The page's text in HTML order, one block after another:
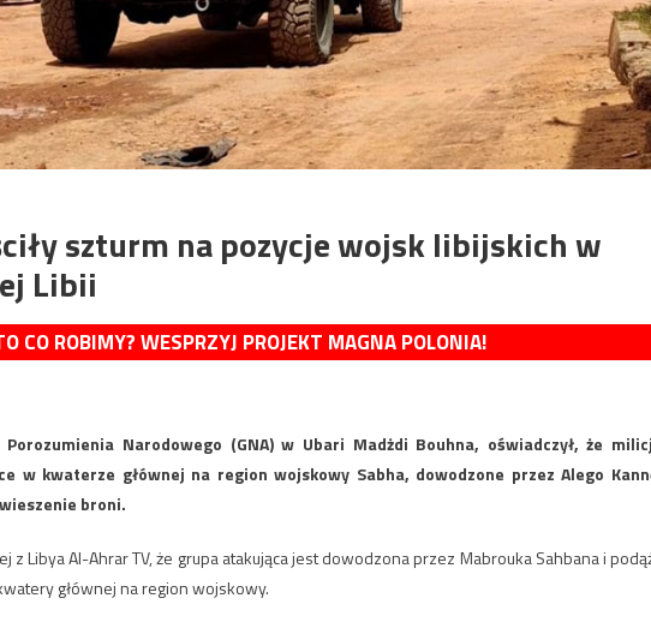
szturm na pozycje wojsk libijskich w
Libii
CO ROBIMY? WESPRZYJ PROJEKT MAGNA POLONIA!
Narodowego (GNA) w Ubari Madżdi Bouhna, oświadczył, że
w kwaterze głównej na region wojskowy Sabha, dowodzone przez Alego
broni.
Libya Al-Ahrar TV, że grupa atakująca jest dowodzona przez Mabrouka Sahbana i
głównej na region wojskowy.